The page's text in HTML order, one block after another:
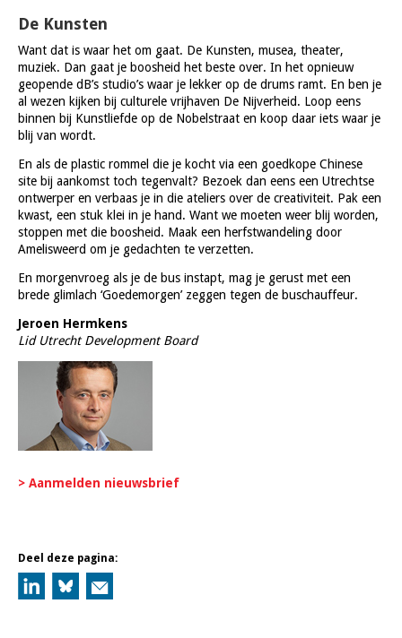
De Kunsten
Want dat is waar het om gaat. De Kunsten, musea, theater,
muziek. Dan gaat je boosheid het beste over. In het opnieuw
geopende dB’s studio’s waar je lekker op de drums ramt. En ben je
al wezen kijken bij culturele vrijhaven De Nijverheid. Loop eens
binnen bij Kunstliefde op de Nobelstraat en koop daar iets waar je
blij van wordt.
En als de plastic rommel die je kocht via een goedkope Chinese
site bij aankomst toch tegenvalt? Bezoek dan eens een Utrechtse
ontwerper en verbaas je in die ateliers over de creativiteit. Pak een
kwast, een stuk klei in je hand. Want we moeten weer blij worden,
stoppen met die boosheid. Maak een herfstwandeling door
Amelisweerd om je gedachten te verzetten.
En morgenvroeg als je de bus instapt, mag je gerust met een
brede glimlach ‘Goedemorgen’ zeggen tegen de buschauffeur.
Jeroen Hermkens
Lid Utrecht Development Board
> Aanmelden nieuwsbrief
Deel deze pagina: